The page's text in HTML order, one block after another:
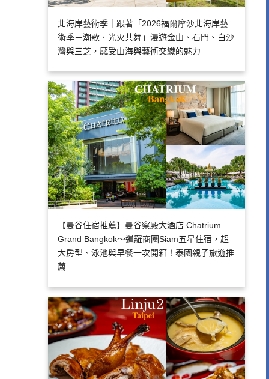
北海岸藝術季｜跟著「2026福爾摩沙北海岸藝
術季－潮歌．光火共舞」漫遊金山、石門、白沙
灣與三芝，感受山海與藝術交織的魅力
【曼谷住宿推薦】曼谷察殿大酒店 Chatrium
Grand Bangkok～暹羅商圈Siam五星住宿，超
大房型、泳池與早餐一次開箱！泰國親子旅遊推
薦